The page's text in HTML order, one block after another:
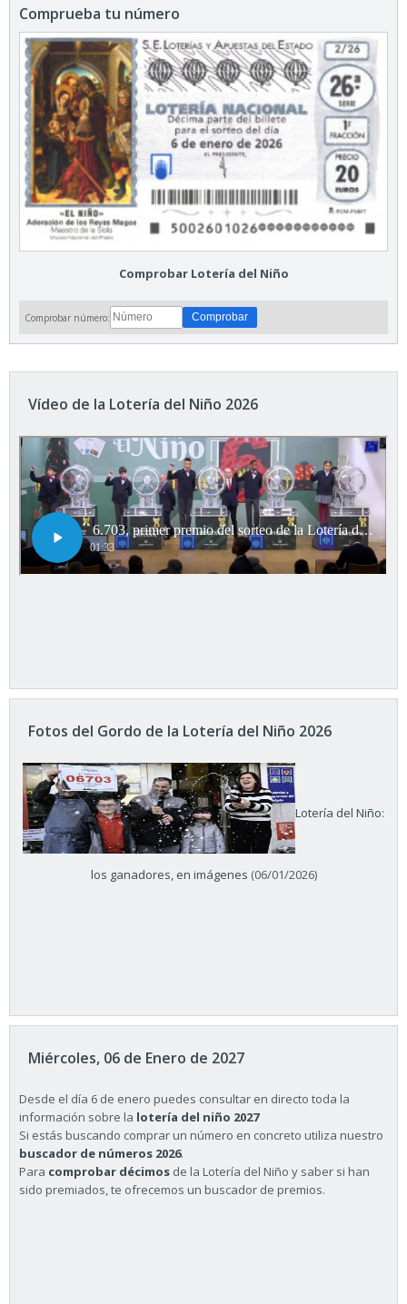
Comprueba tu número
Comprobar Lotería del Niño
Comprobar número:
Vídeo de la Lotería del Niño 2026
Fotos del Gordo de la Lotería del Niño 2026
Lotería del Niño:
los ganadores, en imágenes (06/01/2026)
Miércoles, 06 de Enero de 2027
Desde el día 6 de enero puedes consultar en directo toda la
información sobre la lotería del niño 2027
Si estás buscando comprar un número en concreto utiliza nuestro
buscador de números 2026.
Para comprobar décimos de la Lotería del Niño y saber si han
sido premiados, te ofrecemos un buscador de premios.